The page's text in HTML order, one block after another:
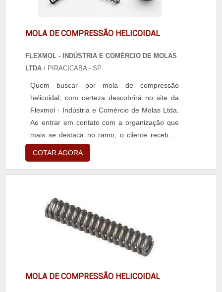
MOLA DE COMPRESSÃO HELICOIDAL
FLEXMOL - INDÚSTRIA E COMÉRCIO DE MOLAS
LTDA / PIRACICABA - SP
Quem buscar por mola de compressão
helicoidal, com certeza descobrirá no site da
Flexmol - Indústria e Comércio de Molas Ltda.
Ao entrar em contato com a organização que
mais se destaca no ramo, o cliente receberá
um suporte completo para sanar eventuais
dúvidas sobre o produto a ser
especializados da Flexmol - Indústria e
Comércio de Molas Ltda o cliente enco...
COTAR AGORA
MOLA DE COMPRESSÃO HELICOIDAL